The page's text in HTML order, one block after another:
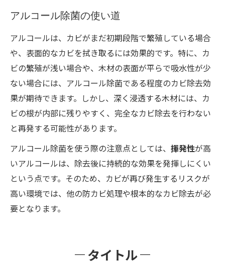
アルコール除菌の使い道
アルコールは、カビがまだ初期段階で繁殖している場合
や、表面的なカビを拭き取るには効果的です。特に、カ
ビの繁殖が浅い場合や、木材の表面が平らで吸水性が少
ない場合には、アルコール除菌である程度のカビ除去効
果が期待できます。しかし、深く浸透する木材には、カ
ビの根が内部に残りやすく、完全なカビ除去を行わない
と再発する可能性があります。
アルコール除菌を使う際の注意点としては、 揮発性が高
いアルコールは、除去後に持続的な効果を発揮しにくい
という点です。そのため、カビが再び発生するリスクが
高い環境では、他の防カビ処理や根本的なカビ除去が必
要となります。
タイトル